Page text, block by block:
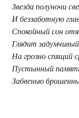
Звезда полуночи
И беззаботную
Спокойный сон
Глядит
На грозно спящий
Пустынный
Забвенью